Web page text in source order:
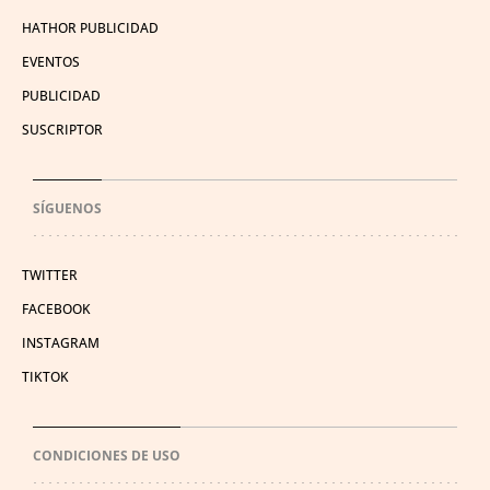
HATHOR PUBLICIDAD
EVENTOS
PUBLICIDAD
SUSCRIPTOR
SÍGUENOS
TWITTER
FACEBOOK
INSTAGRAM
TIKTOK
CONDICIONES DE USO